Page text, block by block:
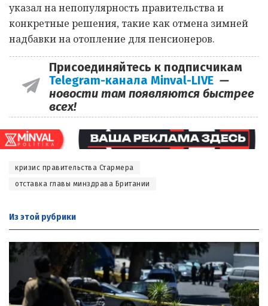
указал на непопулярность правительства и
конкретные решения, такие как отмена зимней
надбавки на отопление для пенсионеров.
Присоединяйтесь к подписчикам
Telegram-канала Minval-LIVE —
новости там появляются быстрее
всех!
кризис правительства Стармера
отставка главы минздрава Британии
Из этой рубрики